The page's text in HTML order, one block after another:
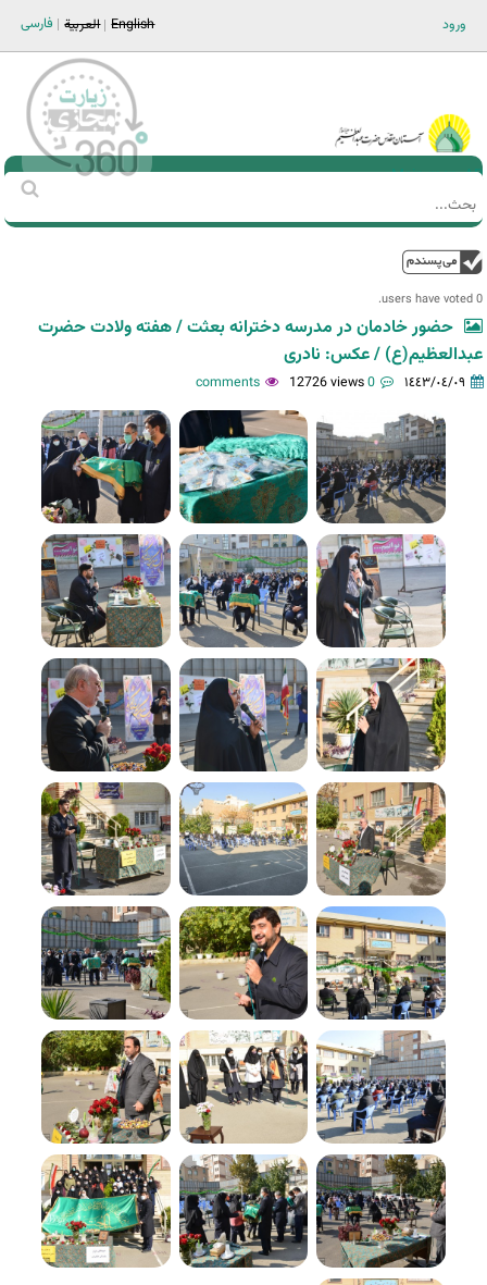
ورود فارسی العربية English
Main men-AR
استمارة
‏
0 users have voted.
حضور خادمان در مدرسه دخترانه بعثت / هفته ولادت حضرت
عبدالعظیم(ع) / عکس: نادری
١٤٤٣/٠٤/٠٩ 0 comments
12726 views